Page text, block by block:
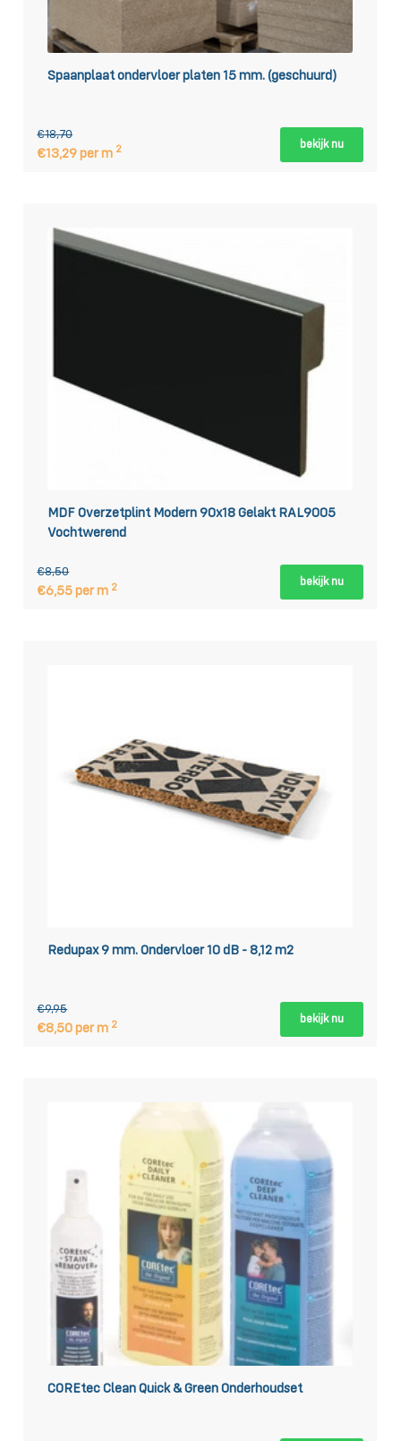
Spaanplaat ondervloer platen 15 mm. (geschuurd)
€18,70
€13,29 per m 2 bekijk nu
MDF Overzetplint Modern 90x18 Gelakt RAL9005
Vochtwerend
€8,50
€6,55 per m 2 bekijk nu
Redupax 9 mm. Ondervloer 10 dB - 8,12 m2
€9,95
€8,50 per m 2 bekijk nu
COREtec Clean Quick & Green 0nderhoudset